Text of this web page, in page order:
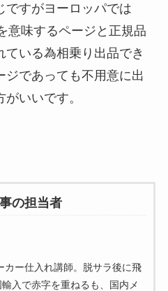
ですがヨーロッパでは
意味するページと正規品
いる為相乗り出品でき
ジであっても不用意に出
いいです。
の担当者
カー仕入れ講師。脱サラ後に飛
入で赤字を重ねるも、国内メ